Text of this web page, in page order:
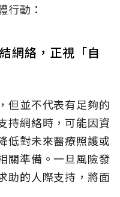
行動：
網絡，正視「自
但並不代表有足夠的
持網絡時，可能因資
低對未來醫療照護或
關準備。一旦風險發
助的人際支持，將面